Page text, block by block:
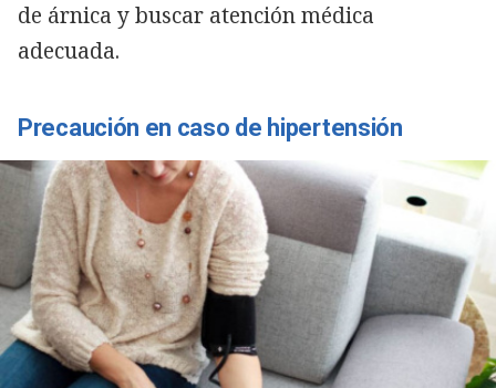
de árnica y buscar atención médica
adecuada.
Precaución en caso de hipertensión